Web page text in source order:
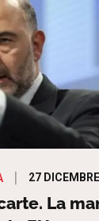
Posted
on
27
La